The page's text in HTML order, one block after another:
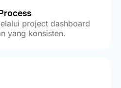
project dashboard
yang konsisten.